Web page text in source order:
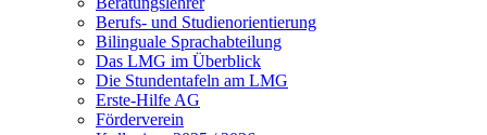
Berufs- und Studienorientierung
Bilinguale Sprachabteilung
Das LMG im Überblick
Die Stundentafeln am LMG
Erste-Hilfe AG
Förderverein